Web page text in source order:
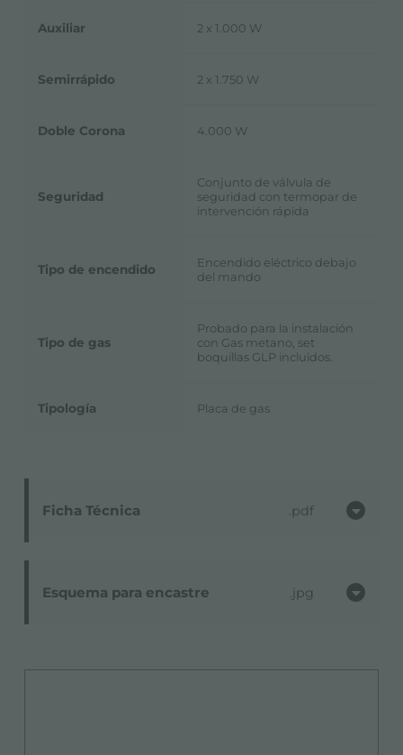
Ficha Técnica pdf
Esquema para encastre jpg
Auxiliar 2 x 1.000 W
Semirrápido 2 x 1.750 W
Doble Corona 4.000 W
Seguridad
Conjunto de válvula de
seguridad con termopar de
intervención rápida
Tipo de encendido
Encendido eléctrico debajo
del mando
Tipo de gas
Probado para la instalación
con Gas metano, set
boquillas GLP incluidos.
Tipología Placa de gas